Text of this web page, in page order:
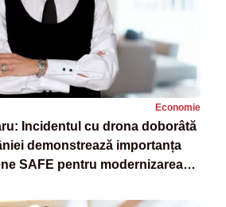
Economie
Incidentul cu drona doborâtă
demonstrează importanța
SAFE pentru modernizarea